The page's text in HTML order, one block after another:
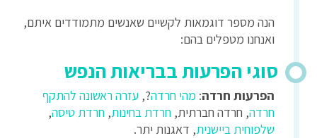
הנה מספר דוגמאות לקשיים שאנשים מתמודדים איתם,
ואנחנו מטפלים בהם:
סוגי הפרעות בבריאות הנפש
הפרעות חרדה: מהי חרדה?, עזרה ראשונה להתקף
חרדה, חרדה חברתית, חרדת בחינות, חרדת טיסה,
שלפוחית ביישנית, דאגנות יתר.